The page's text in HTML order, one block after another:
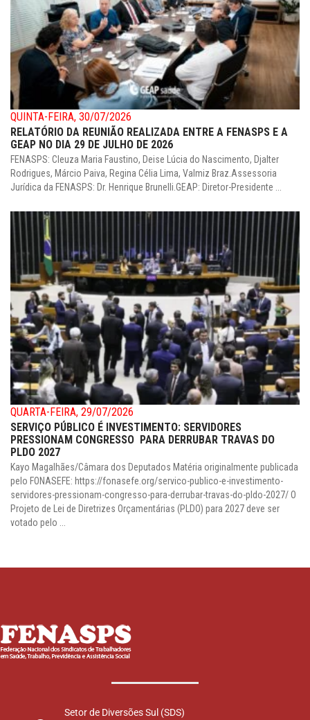
QUINTA-FEIRA, 30/07/2026
RELATÓRIO DA REUNIÃO REALIZADA ENTRE A FENASPS E A
GEAP NO DIA 29 DE JULHO DE 2026
FENASPS: Cleuza Maria Faustino, Deise Lúcia do Nascimento, Djalter
Rodrigues, Márcio Paiva, Regina Célia Lima, Valmiz Braz.Assessoria
Jurídica da FENASPS: Dr. Henrique Brunelli.GEAP: Diretor-Presidente ...
QUARTA-FEIRA, 29/07/2026
SERVIÇO PÚBLICO É INVESTIMENTO: SERVIDORES
PRESSIONAM CONGRESSO PARA DERRUBAR TRAVAS DO
PLDO 2027
Kayo Magalhães/Câmara dos Deputados Matéria originalmente publicada
pelo FONASEFE: https://fonasefe.org/servico-publico-e-investimento-
servidores-pressionam-congresso-para-derrubar-travas-do-pldo-2027/ O
Projeto de Lei de Diretrizes Orçamentárias (PLDO) para 2027 deve ser
votado pelo ...
Setor de Diversões Sul (SDS)